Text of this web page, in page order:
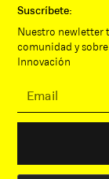
Suscríbete:
Nuestro newletter
comunidad y
Innovación